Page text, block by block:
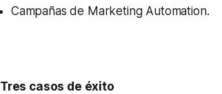
Campañas de Marketing Automation.
Tres casos de éxito